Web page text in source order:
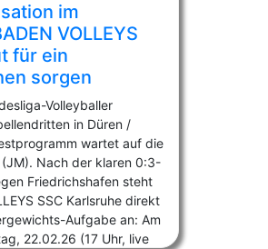
im
VOLLEYS
für ein
sorgen
Volleyballer
in Düren /
wartet auf die
(JM). Nach der klaren 0:3-
Friedrichshafen steht
SSC Karlsruhe direkt
Aufgabe an: Am
22.02.26 (17 Uhr, live